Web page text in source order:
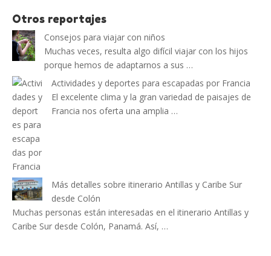
Otros reportajes
Consejos para viajar con niños
Muchas veces, resulta algo difícil viajar con los hijos
porque hemos de adaptarnos a sus …
Actividades y deportes para escapadas por Francia
El excelente clima y la gran variedad de paisajes de
Francia nos oferta una amplia …
Más detalles sobre itinerario Antillas y Caribe Sur
desde Colón
Muchas personas están interesadas en el itinerario Antillas y
Caribe Sur desde Colón, Panamá. Así, …